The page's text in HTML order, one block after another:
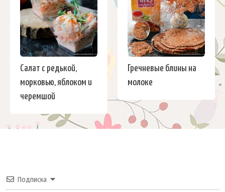
Салат с редькой,
морковью, яблоком и
черемшой
Гречневые блины на
молоке
Подписка